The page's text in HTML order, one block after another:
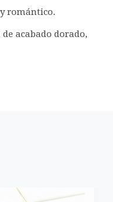
romántico.
acabado dorado,